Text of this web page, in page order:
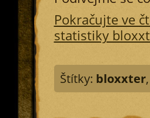
Pokračujte ve
statistiky
Štítky: bloxxter,